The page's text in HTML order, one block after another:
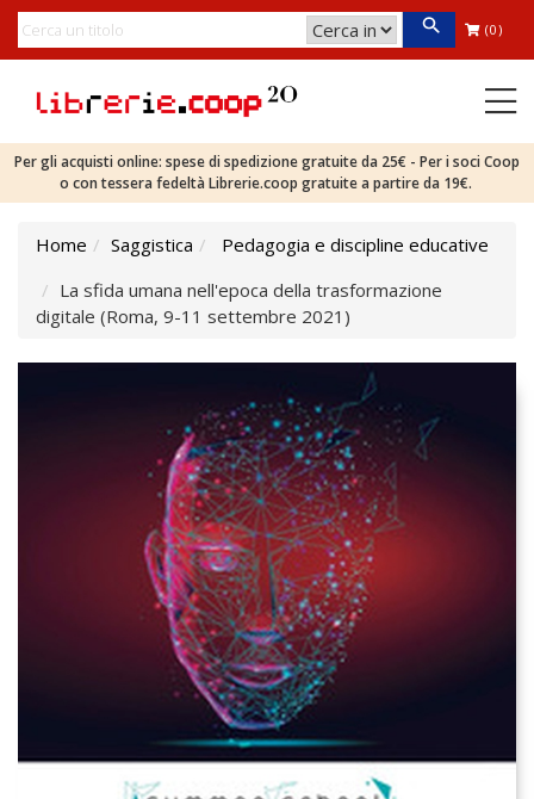
(0)
Per gli acquisti online: spese di spedizione gratuite da 25€ - Per i soci Coop
o con tessera fedeltà Librerie.coop gratuite a partire da 19€.
Home Saggistica
Pedagogia e discipline educative
La sfida umana nell'epoca della trasformazione
digitale (Roma, 9-11 settembre 2021)